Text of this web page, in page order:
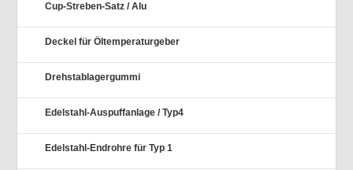
Cup-Streben-Satz / Alu
Deckel für Öltemperaturgeber
Drehstablagergummi
Edelstahl-Auspuffanlage / Typ4
Edelstahl-Endrohre für Typ 1